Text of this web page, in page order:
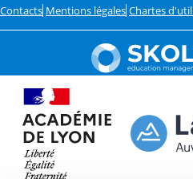
Contacts Mentions légales Chartes